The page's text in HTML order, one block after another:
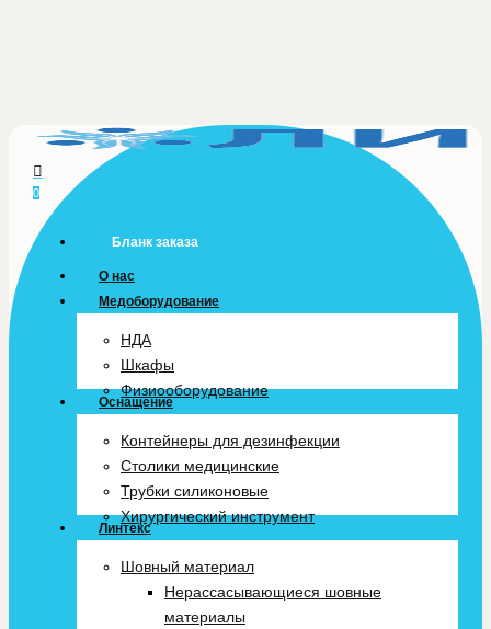
0
Menu
Бланк заказа
О нас
Медоборудование
НДА
Шкафы
Физиооборудование
Оснащение
Контейнеры для дезинфекции
Столики медицинские
Трубки силиконовые
Хирургический инструмент
Линтекс
Шовный материал
Нерассасывающиеся шовные
материалы